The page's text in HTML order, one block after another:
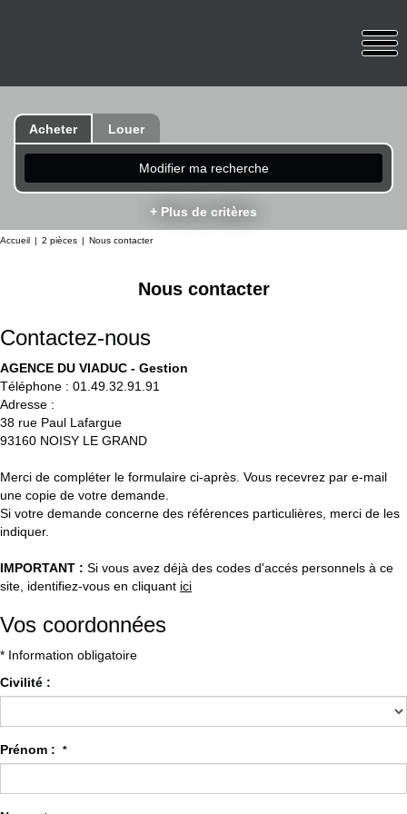
Acheter Louer
Modifier ma recherche
+ Plus de critères
Accueil 2 pièces Nous contacter
Nous contacter
Contactez-nous
AGENCE DU VIADUC - Gestion
Téléphone : 01.49.32.91.91
Adresse :
38 rue Paul Lafargue
93160 NOISY LE GRAND
Merci de compléter le formulaire ci-après. Vous recevrez par e-mail
une copie de votre demande.
Si votre demande concerne des références particulières, merci de les
indiquer.
IMPORTANT : Si vous avez déjà des codes d'accés personnels à ce
site, identifiez-vous en cliquant ici
Vos coordonnées
* Information obligatoire
Civilité :
Prénom : *